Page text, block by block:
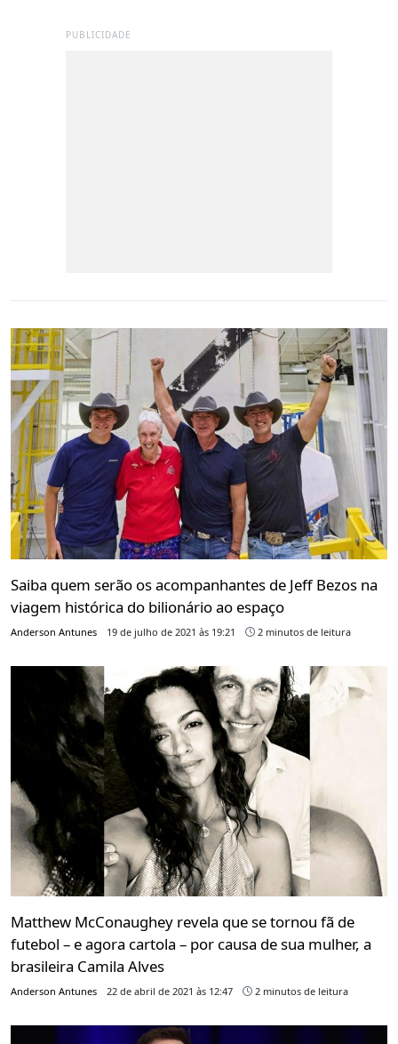
PUBLICIDADE
Saiba quem serão os acompanhantes de Jeff Bezos na
viagem histórica do bilionário ao espaço
Anderson Antunes 19 de julho de 2021 às 19:21 2 minutos de leitura
Matthew McConaughey revela que se tornou fã de
futebol – e agora cartola – por causa de sua mulher, a
brasileira Camila Alves
Anderson Antunes 22 de abril de 2021 às 12:47 2 minutos de leitura